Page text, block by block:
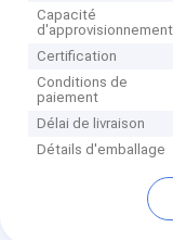
Capacité
d'approvisionnement
Certification
Conditions de
paiement
Délai de livraison
Détails d'emballage